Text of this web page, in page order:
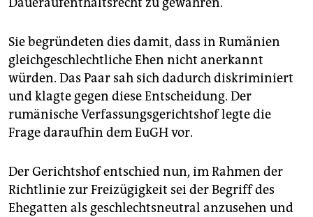
Sie begründeten dies damit, dass in Rumänien
gleichgeschlechtliche Ehen nicht anerkannt
würden. Das Paar sah sich dadurch diskriminiert
und klagte gegen diese Entscheidung. Der
rumänische Verfassungsgerichtshof legte die
Frage daraufhin dem EuGH vor.
Der Gerichtshof entschied nun, im Rahmen der
Richtlinie zur Freizügigkeit sei der Begriff des
Ehegatten als geschlechtsneutral anzusehen und